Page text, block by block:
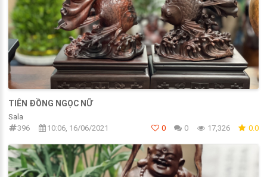
TIÊN ĐỒNG NGỌC NỮ
Sala
396
10:06, 16/06/2021 0 0 17,326 0.0